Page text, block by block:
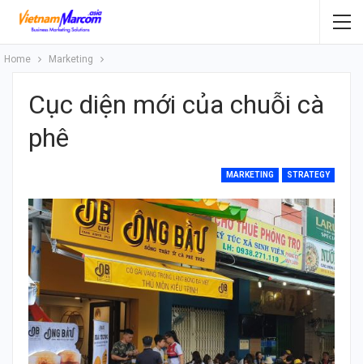
Home Marketing
Cục diện mới của chuỗi cà
phê
MARKETING STRATEGY